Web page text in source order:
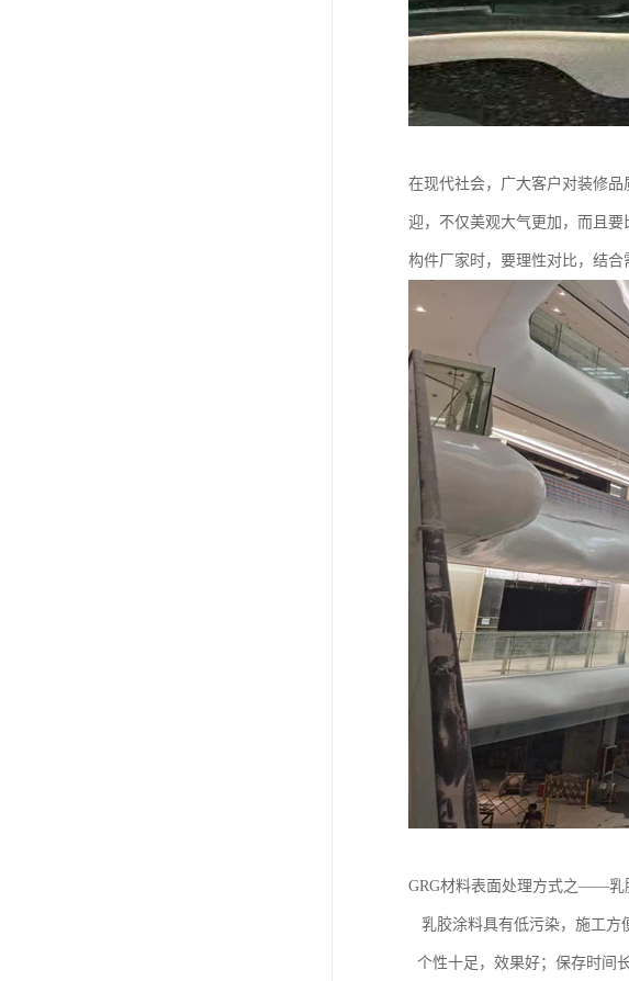
在现代社会，广大客户对装修
迎，不仅美观大气更加，而且
构件厂家时，要理性对比，结合
GRG材料表面处理方式之——乳
乳胶涂料具有低污染，施工方
个性十足，效果好；保存时间